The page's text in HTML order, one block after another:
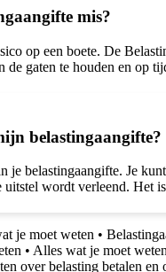
mis?
op een boete. De
gaten te houden en op
belastingaangifte?
belastingaangifte. Je
wordt verleend.
je moet weten •
• Alles wat je moet
over belasting betalen en